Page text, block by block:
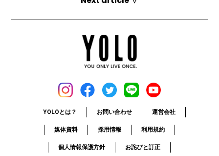
YOLOとは？ お問い合わせ 運営会社
媒体資料 採用情報 利用規約
個人情報保護方針 お詫びと訂正